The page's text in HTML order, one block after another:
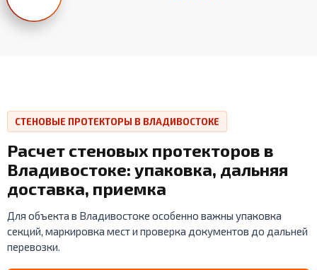
СТЕНОВЫЕ ПРОТЕКТОРЫ В ВЛАДИВОСТОКЕ
Расчет стеновых протекторов в
Владивостоке: упаковка, дальняя
доставка, приемка
Для объекта в Владивостоке особенно важны упаковка
секций, маркировка мест и проверка документов до дальней
перевозки.